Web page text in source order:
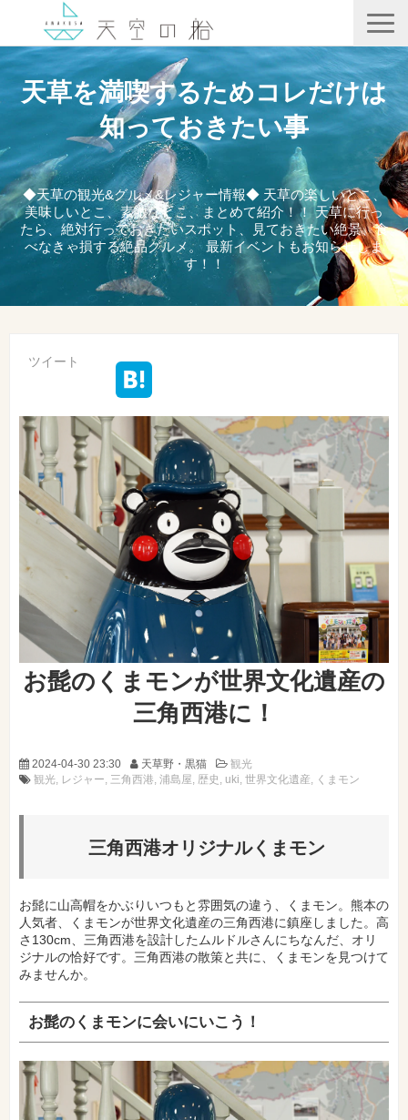
天空の船
ホテル竜宮
天ノ寂
記事一覧
コンテンツ
天草を満喫するためコレだけは
知っておきたい事
◆天草の観光&グルメ&レジャー情報◆ 天草の楽しいとこ、
美味しいとこ、素敵なとこ、まとめて紹介！！ 天草に行っ
たら、絶対行っておきたいスポット、見ておきたい絶景、食
べなきゃ損する絶品グルメ。 最新イベントもお知らせしま
す！！
ツイート
お髭のくまモンが世界文化遺産の
三角西港に！
2024-04-30 23:30 天草野・黒猫
観光
観光 レジャー 三角西港 浦島屋 歴史 uki 世界文化遺産 くまモン
三角西港オリジナルくまモン
お髭に山高帽をかぶりいつもと雰囲気の違う、くまモン。熊本の
人気者、くまモンが世界文化遺産の三角西港に鎮座しました。高
さ130cm、三角西港を設計したムルドルさんにちなんだ、オリ
ジナルの恰好です。三角西港の散策と共に、くまモンを見つけて
みませんか。
お髭のくまモンに会いにいこう！